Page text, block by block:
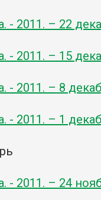
- 2011 . – 22
- 2011 . – 15
- 2011. – 8
- 2011. – 1
- 2011. – 24